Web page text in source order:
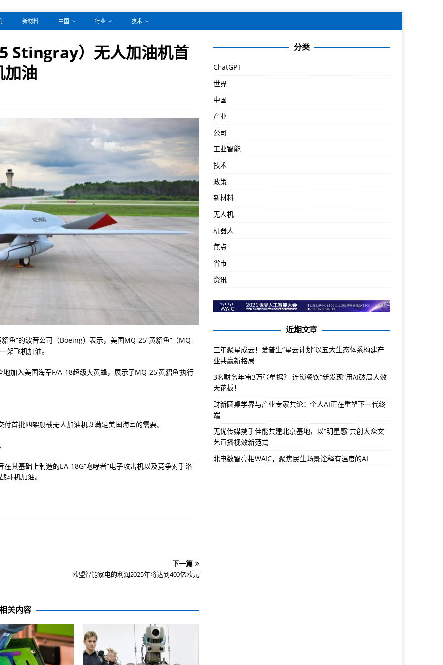
新材料 中国 行业 技术
Stingray）无人加油机首
加油
鱼”的波音公司（Boeing）表示，美国MQ-25”黄貂鱼”（MQ-
架飞机加油。
加入美国海军F/A-18超级大黄蜂，展示了MQ-25‘黄貂鱼’执行
首批四架舰载无人加油机以满足美国海军的需要。
其基础上制造的EA-18G“咆哮者”电子攻击机以及竞争对手洛
斗机加油。
下一篇
欧盟智能家电的利润2025年将达到400亿欧元
关内容
分类
ChatGPT
世界
中国
产业
公司
工业智能
技术
政策
新材料
无人机
机器人
焦点
省市
资讯
近期文章
三年聚星成云！爱普生“星云计划”以五大生态体系构建产
业共赢新格局
3名财务年审3万张单据？ 连锁餐饮“新发现”用AI破局人效
天花板！
财新圆桌学界与产业专家共论：个人AI正在重塑下一代终
端
无忧传媒携手佳能共建北京基地，以“明星感”共创大众文
艺直播视效新范式
北电数智亮相WAIC，聚焦民生场景诠释有温度的AI